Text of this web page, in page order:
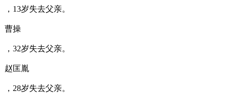
，13岁失去父亲。
曹操
，32岁失去父亲。
赵匡胤
，28岁失去父亲。